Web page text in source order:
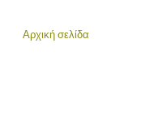
Αρχική σελίδα